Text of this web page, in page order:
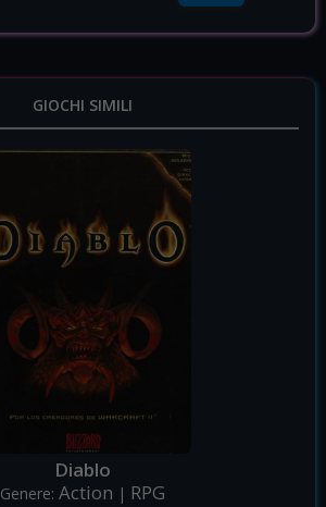
GIOCHI SIMILI
Diablo
Genere: Action | RPG